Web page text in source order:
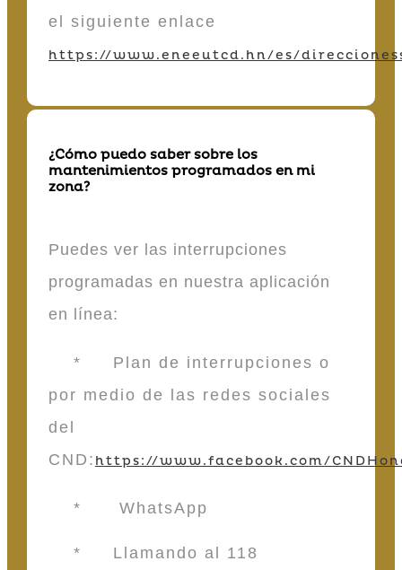
el siguiente enlace
https://www.eneeutcd.hn/es/
¿Cómo puedo saber sobre los
mantenimientos programados en mi
zona?
Puedes ver las interrupciones
programadas en nuestra aplicación
en línea:
* Plan de interrupciones o
por medio de las redes sociales
del
CND: https://www.facebook.com/
* WhatsApp
* Llamando al 118